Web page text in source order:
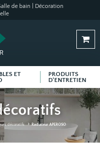
de bain | Décoration
ET
PRODUITS
D'ENTRETIEN
décoratifs Radiateur APEROSO